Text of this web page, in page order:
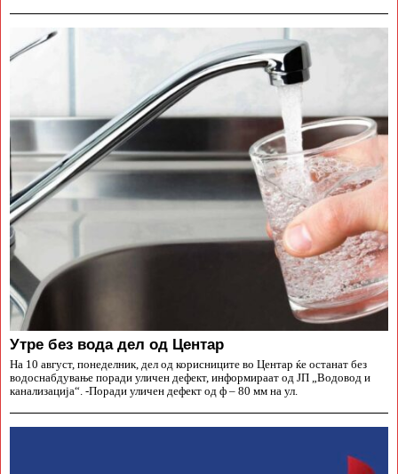
Утре без вода дел од Центар
На 10 август, понеделник, дел од корисниците во Центар ќе останат без
водоснабдување поради уличен дефект, информираат од ЈП „Водовод и
канализација“. -Поради уличен дефект од ф – 80 мм на ул.